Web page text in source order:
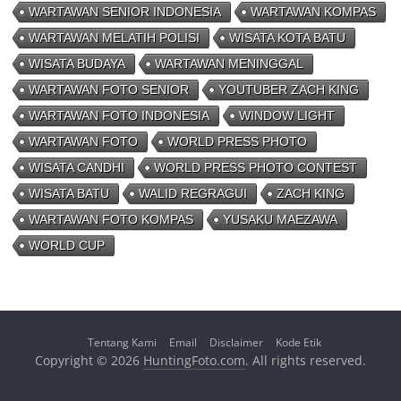
WARTAWAN SENIOR INDONESIA
WARTAWAN KOMPAS
WARTAWAN MELATIH POLISI
WISATA KOTA BATU
WISATA BUDAYA
WARTAWAN MENINGGAL
WARTAWAN FOTO SENIOR
YOUTUBER ZACH KING
WARTAWAN FOTO INDONESIA
WINDOW LIGHT
WARTAWAN FOTO
WORLD PRESS PHOTO
WISATA CANDHI
WORLD PRESS PHOTO CONTEST
WISATA BATU
WALID REGRAGUI
ZACH KING
WARTAWAN FOTO KOMPAS
YUSAKU MAEZAWA
WORLD CUP
Tentang Kami Email Disclaimer Kode Etik
Copyright © 2026 HuntingFoto.com. All rights reserved.